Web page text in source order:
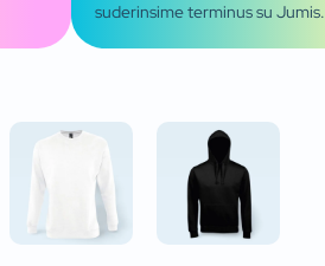
suderinsime terminus su Jumis.